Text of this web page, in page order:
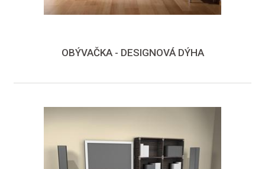
OBÝVAČKA - DESIGNOVÁ DÝHA